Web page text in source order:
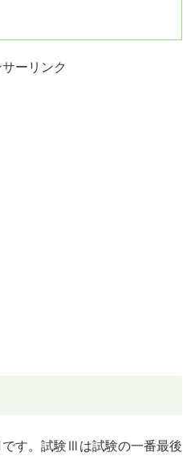
ーリンク
です。試験Ⅲは試験の一番最後